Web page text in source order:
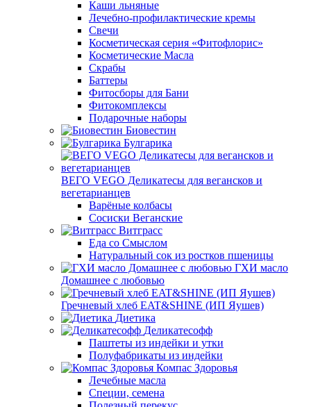
Каши льняные
Лечебно-профилактические кремы
Свечи
Косметическая серия «Фитофлорис»
Косметические Масла
Скрабы
Баттеры
Фитосборы для Бани
Фитокомплексы
Подарочные наборы
Биовестин
Булгарика
ВЕГО VEGO Деликатесы для вегансков и
вегетарианцев
Варёные колбасы
Сосиски Веганские
Витграсс
Еда со Смыслом
Натуральный сок из ростков пшеницы
ГХИ масло
Домашнее с любовью
Гречневый хлеб EAT&SHINE (ИП Яушев)
Диетика
Деликатесофф
Паштеты из индейки и утки
Полуфабрикаты из индейки
Компас Здоровья
Лечебные масла
Специи, семена